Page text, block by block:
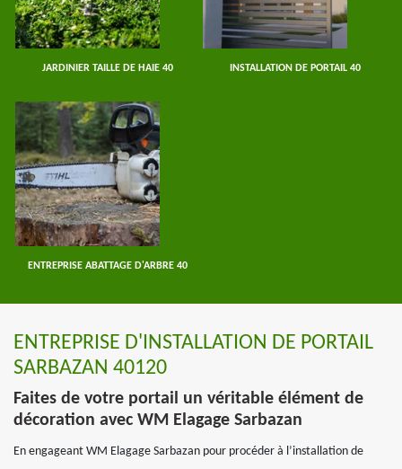
JARDINIER TAILLE DE HAIE 40 INSTALLATION DE PORTAIL 40
ENTREPRISE ABATTAGE D'ARBRE 40
ENTREPRISE D'INSTALLATION DE PORTAIL
SARBAZAN 40120
Faites de votre portail un véritable élément de
décoration avec WM Elagage Sarbazan
En engageant WM Elagage Sarbazan pour procéder à l’installation de